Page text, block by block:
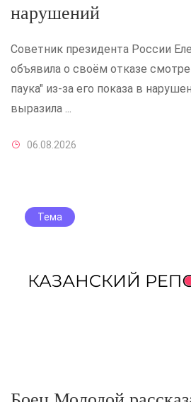
нарушений
Советник президента России
объявила о своём отказе
паука" из-за его показа в
выразила ...
06.08.2026
Тема